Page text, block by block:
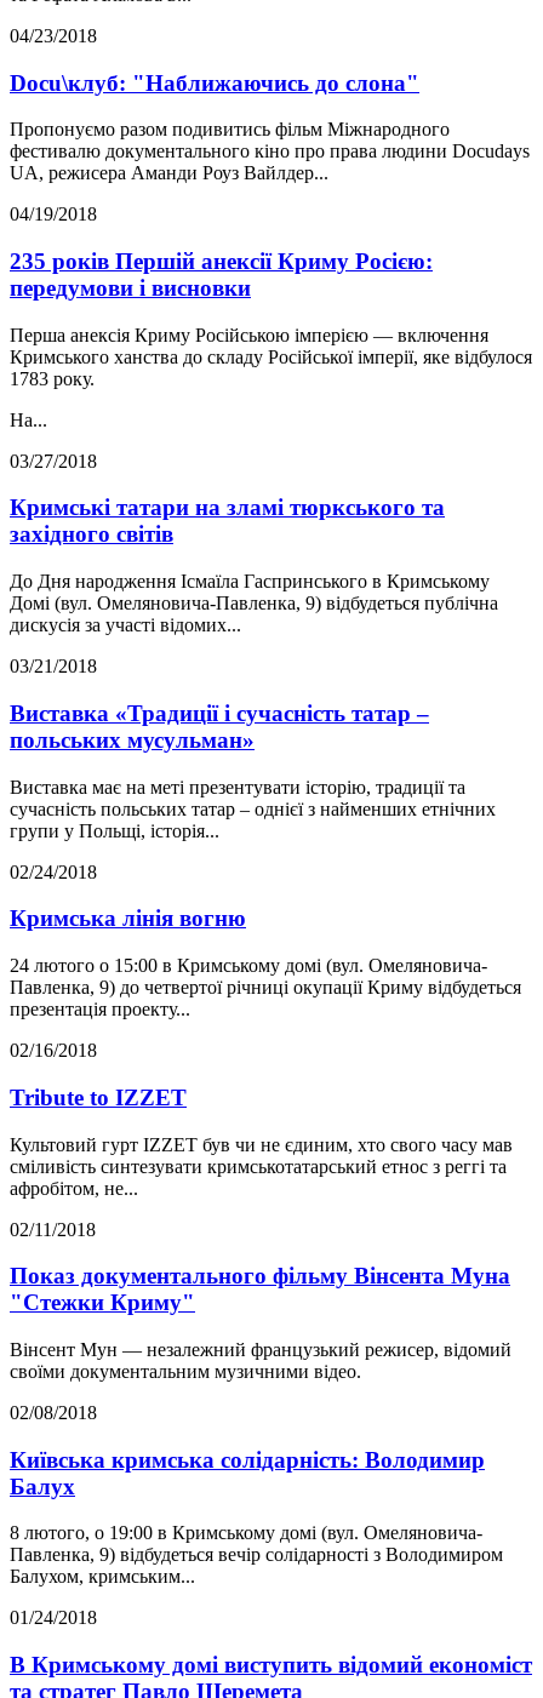
04/23/2018
Docu\клуб: "Наближаючись до слона"
Пропонуємо разом подивитись фільм Міжнародного
фестивалю документального кіно про права людини Docudays
UA, режисера Аманди Роуз Вайлдер...
04/19/2018
235 років Першій анексії Криму Росією:
передумови і висновки
Перша анексія Криму Російською імперією — включення
Кримського ханства до складу Російської імперії, яке відбулося
1783 року.
На...
03/27/2018
Кримські татари на зламі тюркського та
західного світів
До Дня народження Ісмаїла Гаспринського в Кримському
Домі (вул. Омеляновича-Павленка, 9) відбудеться публічна
дискусія за участі відомих...
03/21/2018
Виставка «Традиції і сучасність татар –
польських мусульман»
Виставка має на меті презентувати історію, традиції та
сучасність польських татар – однієї з найменших етнічних
групи у Польщі, історія...
02/24/2018
Кримська лінія вогню
24 лютого о 15:00 в Кримському домі (вул. Омеляновича-
Павленка, 9) до четвертої річниці окупації Криму відбудеться
презентація проекту...
02/16/2018
Tribute to IZZET
Культовий гурт IZZET був чи не єдиним, хто свого часу мав
сміливість синтезувати кримськотатарський етнос з реггі та
афробітом, не...
02/11/2018
Показ документального фільму Вінсента Муна
"Стежки Криму"
Вінсент Мун — незалежний французький режисер, відомий
своїми документальним музичними відео.
02/08/2018
Київська кримська солідарність: Володимир
Балух
8 лютого, о 19:00 в Кримському домі (вул. Омеляновича-
Павленка, 9) відбудеться вечір солідарності з Володимиром
Балухом, кримським...
01/24/2018
В Кримському домі виступить відомий економіст
та стратег Павло Шеремета